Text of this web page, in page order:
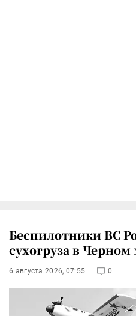
Беспилотники ВС
сухогруза в Черном
6 августа 2026, 07:55 0